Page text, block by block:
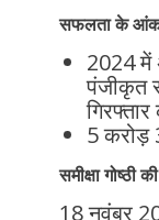
सफलता के
2024 में
पंजीकृत
5 करोड़
समीक्षा गोष्ठी
18 नवंबर